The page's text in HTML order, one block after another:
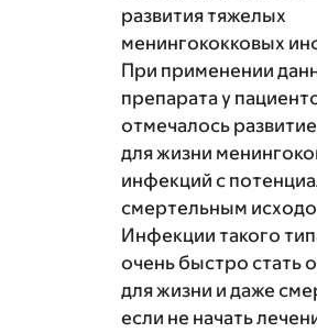
развития тяжелых
менингококковых
При применении
препарата у
отмечалось
для жизни
инфекций с
смертельным
Инфекции такого
очень быстро стать
для жизни и даже
если не начать